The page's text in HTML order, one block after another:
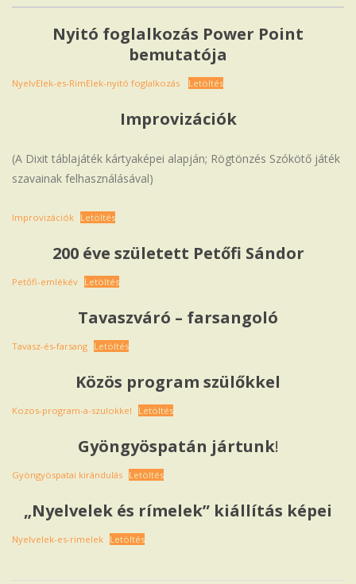
Nyitó foglalkozás Power Point
bemutatója
NyelvElek-es-RimElek-nyitó foglalkozás Letöltés
Improvizációk
(A Dixit táblajáték kártyaképei alapján; Rögtönzés Szókötő játék
szavainak felhasználásával)
Improvizációk Letöltés
200 éve született Petőfi Sándor
Petőfi-emlékév Letöltés
Tavaszváró – farsangoló
Tavasz-és-farsang Letöltés
Közös program szülőkkel
Kozos-program-a-szulokkel Letöltés
Gyöngyöspatán jártunk!
Gyöngyöspatai kirándulás Letöltés
„Nyelvelek és rímelek” kiállítás képei
Nyelvelek-es-rimelek Letöltés